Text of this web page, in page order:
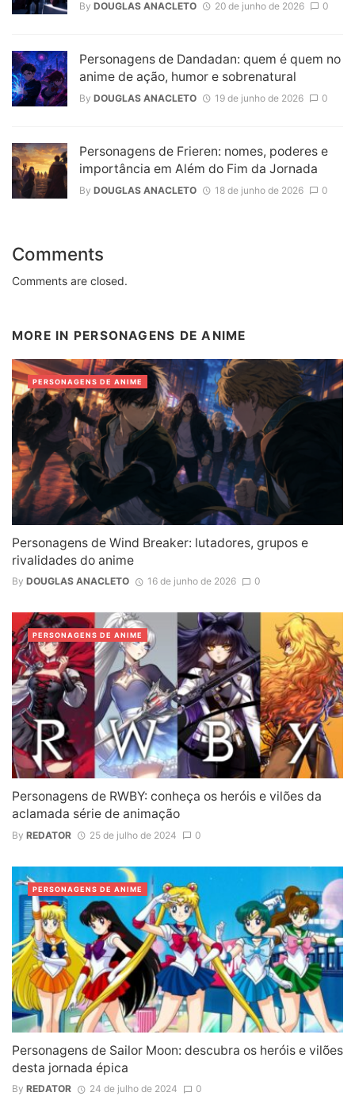
By DOUGLAS ANACLETO 20 de junho de 2026 0
Personagens de Dandadan: quem é quem no
anime de ação, humor e sobrenatural
By DOUGLAS ANACLETO 19 de junho de 2026 0
Personagens de Frieren: nomes, poderes e
importância em Além do Fim da Jornada
By DOUGLAS ANACLETO 18 de junho de 2026 0
Comments
Comments are closed.
MORE IN PERSONAGENS DE ANIME
Personagens de Wind Breaker: lutadores, grupos e
rivalidades do anime
By DOUGLAS ANACLETO 16 de junho de 2026 0
PERSONAGENS DE ANIME
Personagens de RWBY: conheça os heróis e vilões da
aclamada série de animação
By REDATOR 25 de julho de 2024 0
PERSONAGENS DE ANIME
Personagens de Sailor Moon: descubra os heróis e vilões
desta jornada épica
By REDATOR 24 de julho de 2024 0
PERSONAGENS DE ANIME